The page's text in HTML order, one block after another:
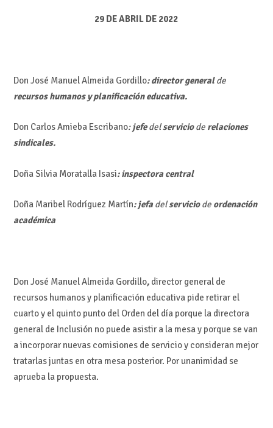
29 DE ABRIL DE 2022
Don José Manuel Almeida Gordillo: director generalde
recursos humanos y planificación educativa.
Don Carlos Amieba Escribano:jefedelserviciode relaciones
sindicales.
Doña Silvia Moratalla Isasi: inspectora central
Doña Maribel Rodríguez Martín: jefa delserviciodeordenación
académica
Don José Manuel Almeida Gordillo, director general de
recursos humanos y planificación educativa pide retirar el
cuarto y el quinto punto del Orden del día porque la directora
general de Inclusión no puede asistir a la mesa y porque se van
a incorporar nuevas comisiones de servicio y consideran mejor
tratarlas juntas en otra mesa posterior. Por unanimidad se
aprueba la propuesta.